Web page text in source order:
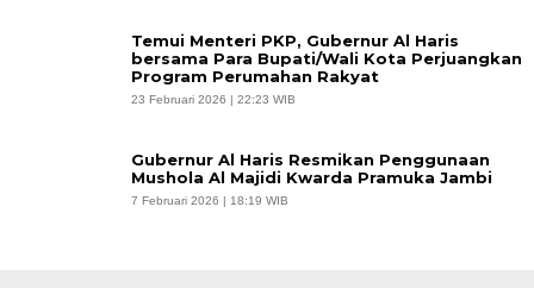
Temui Menteri PKP, Gubernur Al Haris
bersama Para Bupati/Wali Kota Perjuangkan
Program Perumahan Rakyat
23 Februari 2026 | 22:23 WIB
Gubernur Al Haris Resmikan Penggunaan
Mushola Al Majidi Kwarda Pramuka Jambi
7 Februari 2026 | 18:19 WIB